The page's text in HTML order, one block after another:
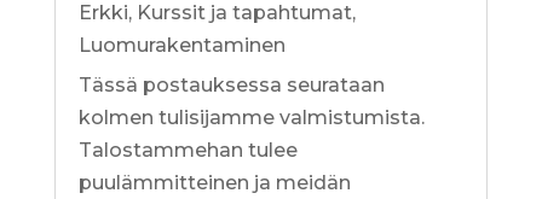
Erkki, Kurssit ja tapahtumat,
Luomurakentaminen
Tässä postauksessa seurataan
kolmen tulisijamme valmistumista.
Talostammehan tulee
puulämmitteinen ja meidän